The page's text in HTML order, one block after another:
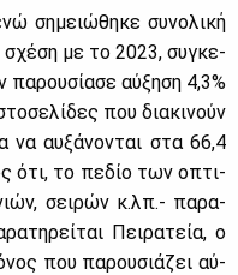
ση­μειώ­θη­κε συ­νο­λι­κή
σχέ­ση με το 2023, συ­γκε­
αύ­ξη­ση 4,3%
που δια­κι­νούν
να αυ­ξά­νο­νται στα 66,4
ότι, το πε­δίο των οπτι­
σει­ρών κ.λπ.- πα­ρα­
Πει­ρα­τεία, ο
που πα­ρου­σιά­ζει αύ­